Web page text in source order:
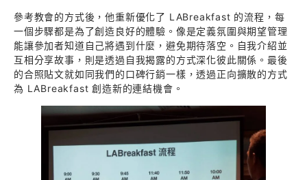
參考教會的方式後，他重新優化了 LABreakfast 的流程，每
一個步驟都是為了創造良好的體驗。像是定義氛圍與期望管理
能讓參加者知道自己將遇到什麼，避免期待落空。自我介紹並
互相分享故事，則是透過自我揭露的方式深化彼此關係。最後
的合照貼文就如同我們的口碑行銷一樣，透過正向擴散的方式
為 LABreakfast 創造新的連結機會。